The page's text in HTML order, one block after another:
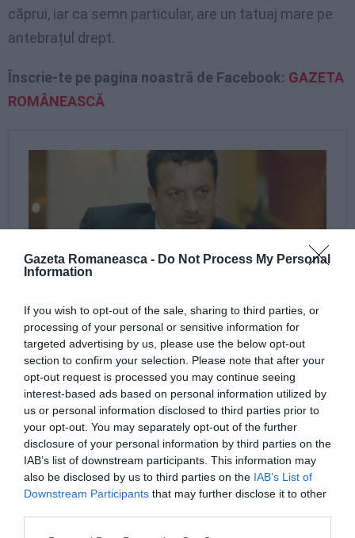
Gazeta Romaneasca - Do Not Process My Personal
Information
If you wish to opt-out of the sale, sharing to third parties, or
processing of your personal or sensitive information for
targeted advertising by us, please use the below opt-out
section to confirm your selection. Please note that after your
opt-out request is processed you may continue seeing
interest-based ads based on personal information utilized by
us or personal information disclosed to third parties prior to
your opt-out. You may separately opt-out of the further
disclosure of your personal information by third parties on the
IAB’s list of downstream participants. This information may
also be disclosed by us to third parties on the IAB’s List of
Downstream Participants that may further disclose it to other
căprui, iar ca semn particular, are un tatuaj mare pe
antebrațul drept.
Înscrie-te pe pagina noastră de Facebook: GAZETA
ROMÂNEASCĂ